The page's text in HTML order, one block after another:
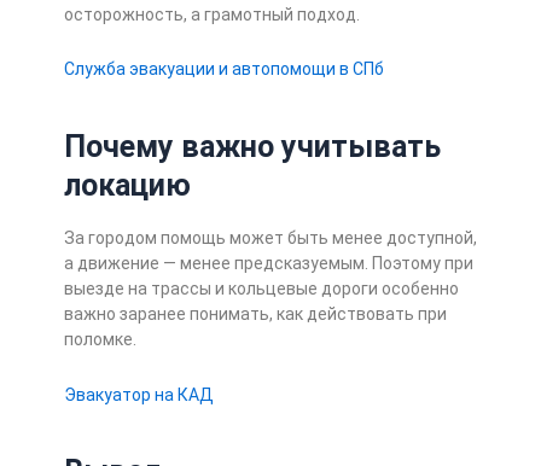
осторожность, а грамотный подход.
Служба эвакуации и автопомощи в СПб
Почему важно учитывать
локацию
За городом помощь может быть менее доступной,
а движение — менее предсказуемым. Поэтому при
выезде на трассы и кольцевые дороги особенно
важно заранее понимать, как действовать при
поломке.
Эвакуатор на КАД